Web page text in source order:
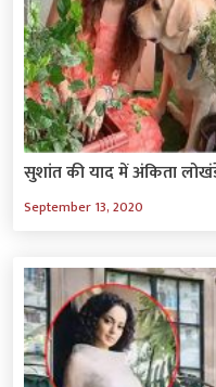
सुशांत की याद में अंकिता
September 13, 2020